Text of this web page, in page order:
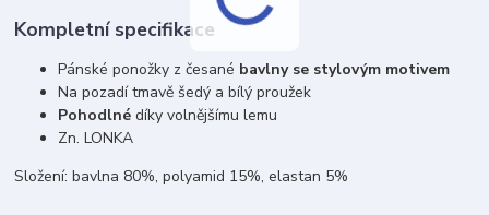
Kompletní specifikace
Pánské ponožky z česané bavlny se stylovým motivem
Na pozadí tmavě šedý a bílý proužek
Pohodlné díky volnějšímu lemu
Zn. LONKA
Složení: bavlna 80%, polyamid 15%, elastan 5%